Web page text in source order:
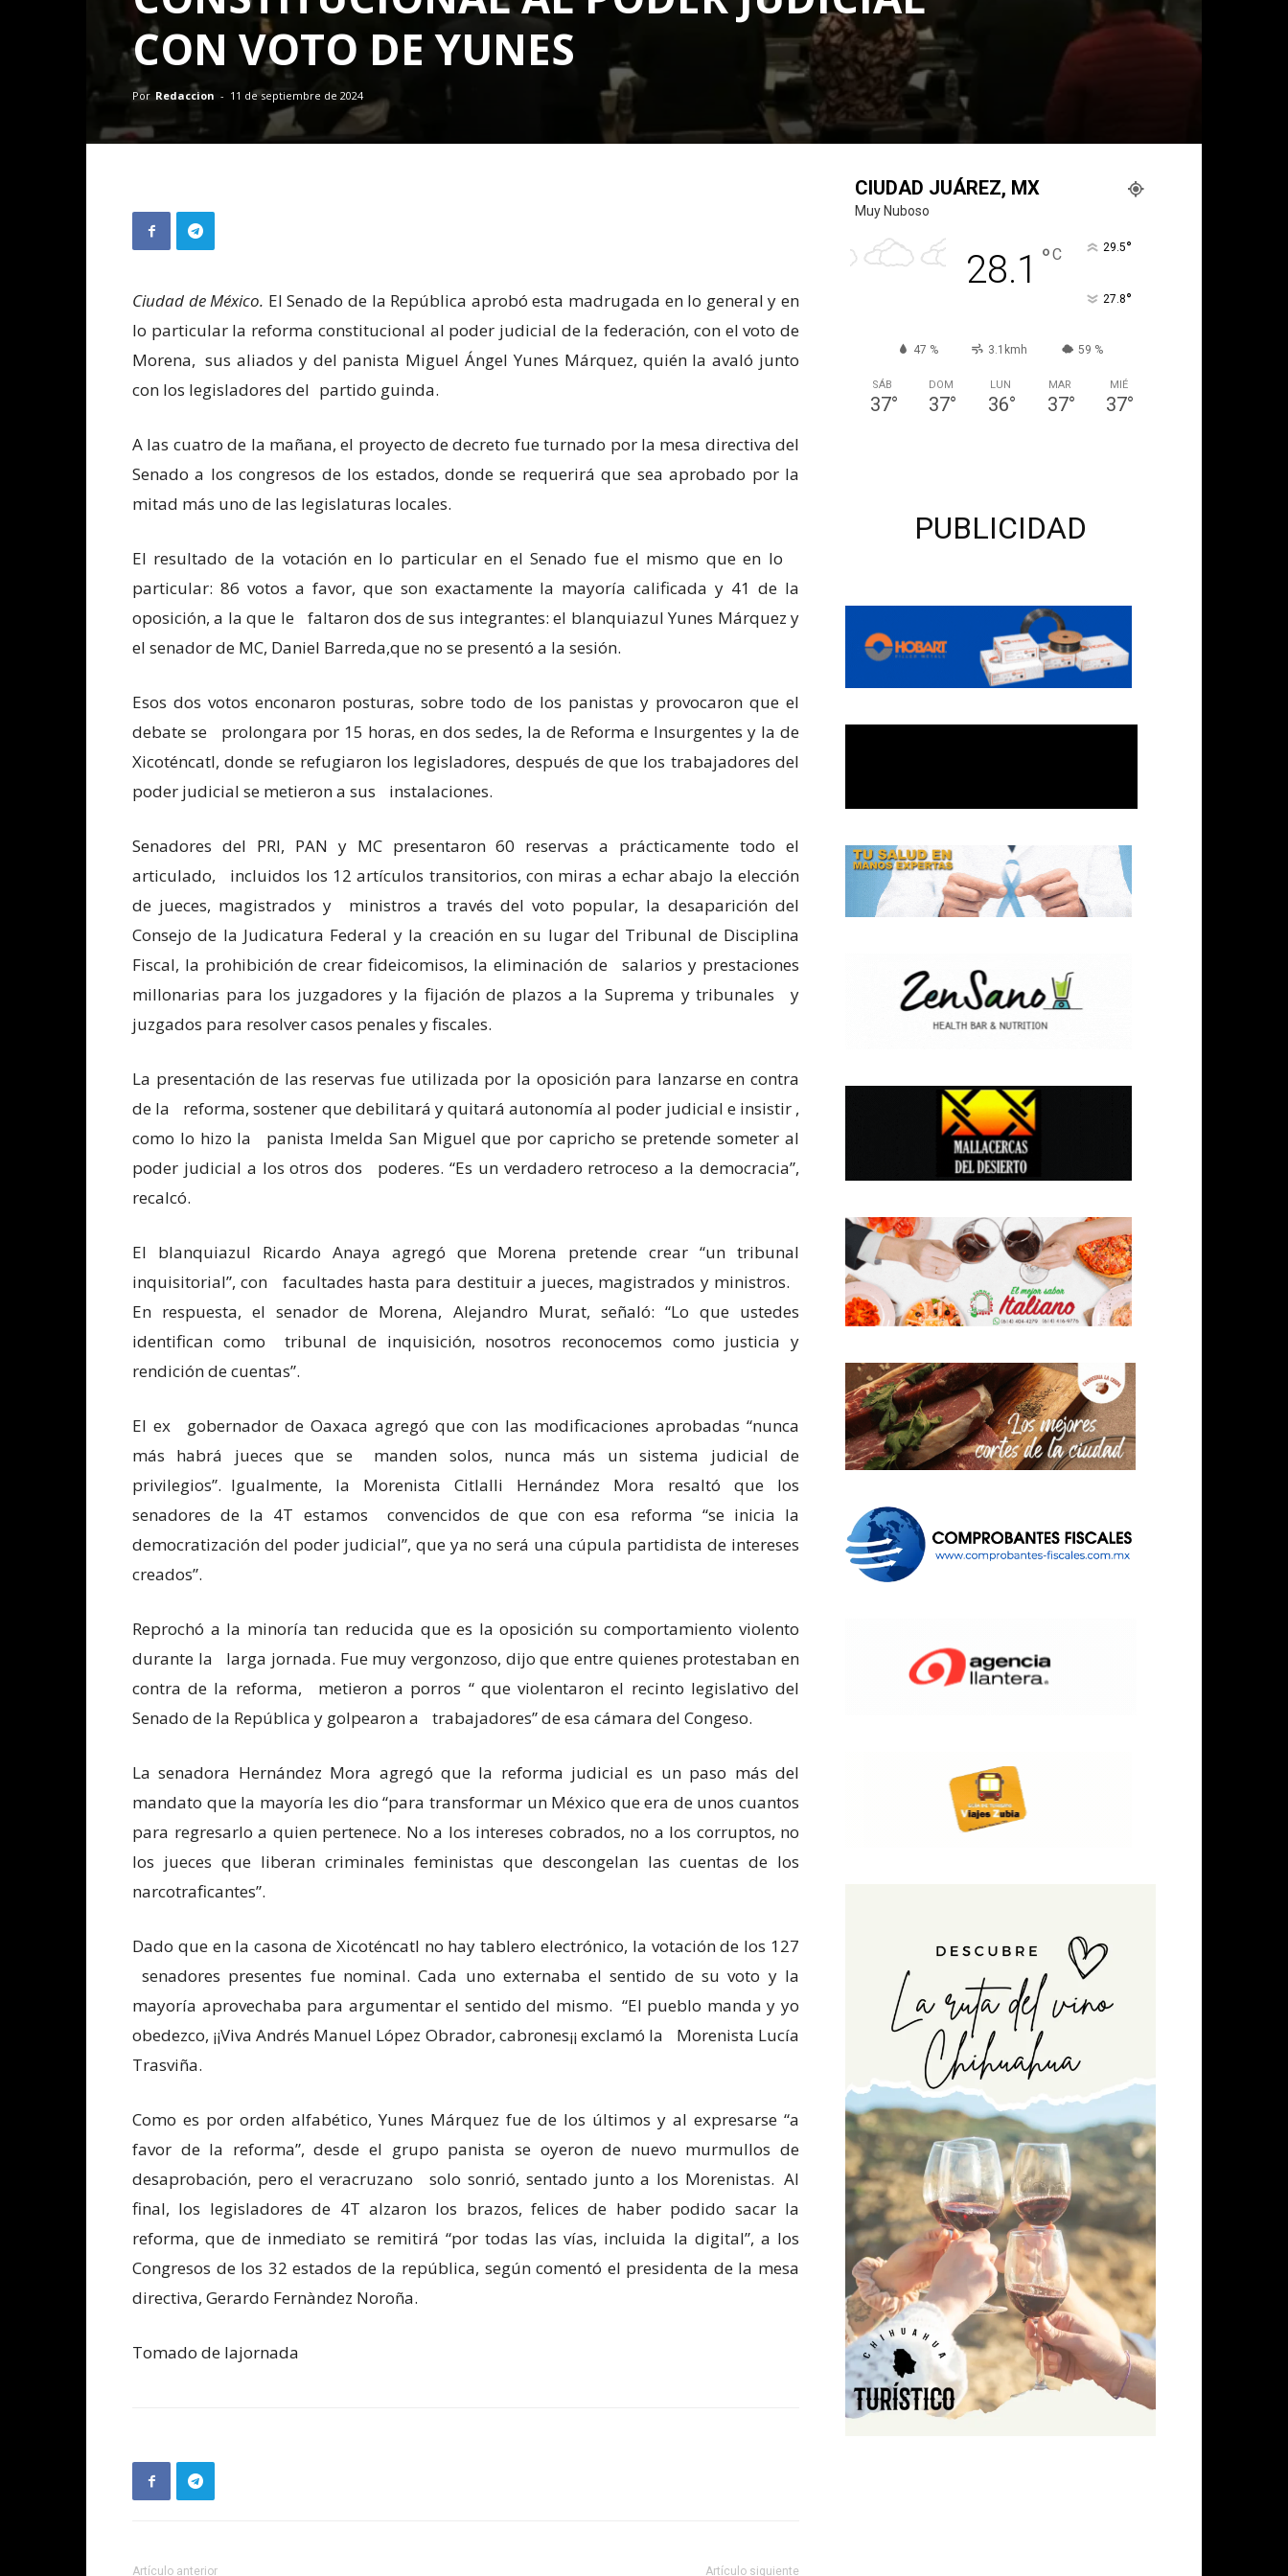
CON VOTO DE YUNES
Por Redaccion - 11 de septiembre de 2024
Ciudad de México. El Senado de la República aprobó esta madrugada en lo general y en
lo particular la reforma constitucional al poder judicial de la federación, con el voto de
Morena, sus aliados y del panista Miguel Ángel Yunes Márquez, quién la avaló junto
con los legisladores del partido guinda.
A las cuatro de la mañana, el proyecto de decreto fue turnado por la mesa directiva del
Senado a los congresos de los estados, donde se requerirá que sea aprobado por la
mitad más uno de las legislaturas locales.
El resultado de la votación en lo particular en el Senado fue el mismo que en lo
particular: 86 votos a favor, que son exactamente la mayoría calificada y 41 de la
oposición, a la que le faltaron dos de sus integrantes: el blanquiazul Yunes Márquez y
el senador de MC, Daniel Barreda,que no se presentó a la sesión.
Esos dos votos enconaron posturas, sobre todo de los panistas y provocaron que el
debate se prolongara por 15 horas, en dos sedes, la de Reforma e Insurgentes y la de
Xicoténcatl, donde se refugiaron los legisladores, después de que los trabajadores del
poder judicial se metieron a sus instalaciones.
Senadores del PRI, PAN y MC presentaron 60 reservas a prácticamente todo el
articulado, incluidos los 12 artículos transitorios, con miras a echar abajo la elección
de jueces, magistrados y ministros a través del voto popular, la desaparición del
Consejo de la Judicatura Federal y la creación en su lugar del Tribunal de Disciplina
Fiscal, la prohibición de crear fideicomisos, la eliminación de salarios y prestaciones
millonarias para los juzgadores y la fijación de plazos a la Suprema y tribunales y
juzgados para resolver casos penales y fiscales.
La presentación de las reservas fue utilizada por la oposición para lanzarse en contra
de la reforma, sostener que debilitará y quitará autonomía al poder judicial e insistir ,
como lo hizo la panista Imelda San Miguel que por capricho se pretende someter al
poder judicial a los otros dos poderes. “Es un verdadero retroceso a la democracia”,
recalcó.
El blanquiazul Ricardo Anaya agregó que Morena pretende crear “un tribunal
inquisitorial”, con facultades hasta para destituir a jueces, magistrados y ministros.
En respuesta, el senador de Morena, Alejandro Murat, señaló: “Lo que ustedes
identifican como tribunal de inquisición, nosotros reconocemos como justicia y
rendición de cuentas”.
El ex gobernador de Oaxaca agregó que con las modificaciones aprobadas “nunca
más habrá jueces que se manden solos, nunca más un sistema judicial de
privilegios”. Igualmente, la Morenista Citlalli Hernández Mora resaltó que los
senadores de la 4T estamos convencidos de que con esa reforma “se inicia la
democratización del poder judicial”, que ya no será una cúpula partidista de intereses
creados”.
Reprochó a la minoría tan reducida que es la oposición su comportamiento violento
durante la larga jornada. Fue muy vergonzoso, dijo que entre quienes protestaban en
contra de la reforma, metieron a porros “ que violentaron el recinto legislativo del
Senado de la República y golpearon a trabajadores” de esa cámara del Congeso.
La senadora Hernández Mora agregó que la reforma judicial es un paso más del
mandato que la mayoría les dio “para transformar un México que era de unos cuantos
para regresarlo a quien pertenece. No a los intereses cobrados, no a los corruptos, no
los jueces que liberan criminales feministas que descongelan las cuentas de los
narcotraficantes”.
Dado que en la casona de Xicoténcatl no hay tablero electrónico, la votación de los 127
senadores presentes fue nominal. Cada uno externaba el sentido de su voto y la
mayoría aprovechaba para argumentar el sentido del mismo. “El pueblo manda y yo
obedezco, ¡¡Viva Andrés Manuel López Obrador, cabrones¡¡ exclamó la Morenista Lucía
Trasviña.
Como es por orden alfabético, Yunes Márquez fue de los últimos y al expresarse “a
favor de la reforma”, desde el grupo panista se oyeron de nuevo murmullos de
desaprobación, pero el veracruzano solo sonrió, sentado junto a los Morenistas. Al
final, los legisladores de 4T alzaron los brazos, felices de haber podido sacar la
reforma, que de inmediato se remitirá “por todas las vías, incluida la digital”, a los
Congresos de los 32 estados de la república, según comentó el presidenta de la mesa
directiva, Gerardo Fernàndez Noroña.
Tomado de lajornada
Artículo anterior Artículo siguiente
CIUDAD JUÁREZ, MX
Muy Nuboso
28.1 °C 29.5°
27.8°
47 % 3.1kmh 59 %
SÁB
37°
DOM
37°
LUN
36°
MAR
37°
MIÉ
37°
PUBLICIDAD